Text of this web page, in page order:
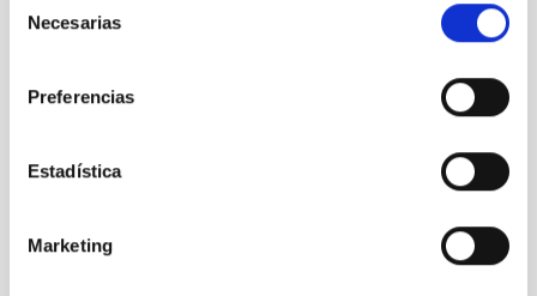
Necesarias
Preferencias
Estadística
Marketing
Social’ y mucho más en formato audiovisual a un
solo clic.
Suscribirme
CEDDD